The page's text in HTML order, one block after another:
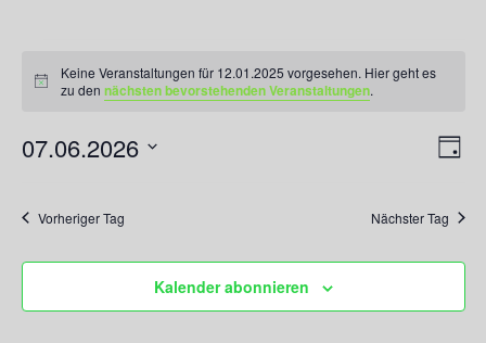
für
12.01.2025
Hinweis
Keine Veranstaltungen für 12.01.2025 vorgesehen. Hier geht es
zu den nächsten bevorstehenden Veranstaltungen.
Tag
07.06.2026
Vorheriger Tag Nächster Tag
Kalender abonnieren